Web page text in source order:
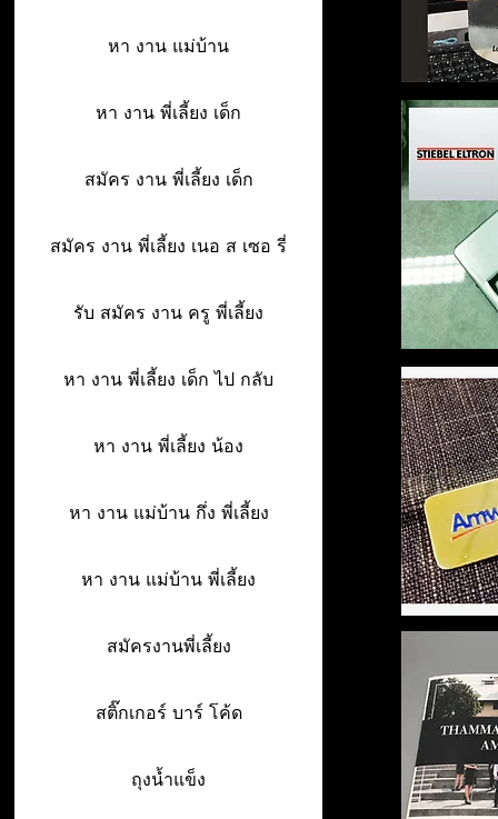
หา งาน แม่บ้าน
หา งาน พี่เลี้ยง เด็ก
สมัคร งาน พี่เลี้ยง เด็ก
สมัคร งาน พี่เลี้ยง เนอ ส เซอ รี่
รับ สมัคร งาน ครู พี่เลี้ยง
หา งาน พี่เลี้ยง เด็ก ไป กลับ
หา งาน พี่เลี้ยง น้อง
หา งาน แม่บ้าน กึ่ง พี่เลี้ยง
หา งาน แม่บ้าน พี่เลี้ยง
สมัครงานพี่เลี้ยง
สติ๊กเกอร์ บาร์ โค้ด
ถุงน้ำแข็ง